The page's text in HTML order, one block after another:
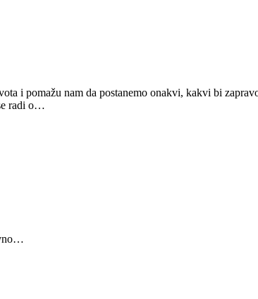
i pomažu nam da postanemo onakvi, kakvi bi
radi o…